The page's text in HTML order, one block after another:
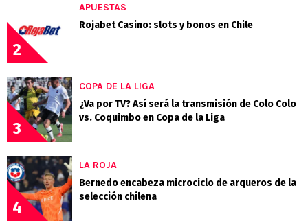
2
APUESTAS
Rojabet Casino: slots y bonos en Chile
3
COPA DE LA LIGA
¿Va por TV? Así será la transmisión de Colo Colo
vs. Coquimbo en Copa de la Liga
4
LA ROJA
Bernedo encabeza microciclo de arqueros de la
selección chilena